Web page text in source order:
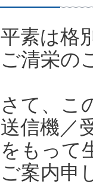
平素は格
ご清栄の
さて、こ
送信機／
をもって
ご案内申